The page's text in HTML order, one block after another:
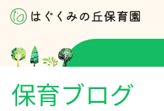
保育ブログ